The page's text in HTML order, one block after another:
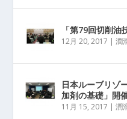
「第79回切削
12月 20, 2017 |潤
日本ルーブリゾ
加剤の基礎」開
11月 15, 2017 |潤